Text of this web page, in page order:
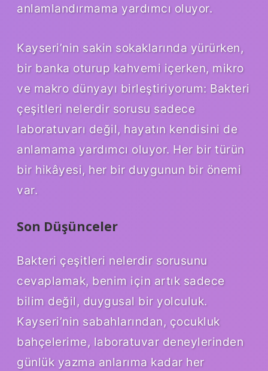
anlamlandırmama yardımcı oluyor.
Kayseri’nin sakin sokaklarında yürürken,
bir banka oturup kahvemi içerken, mikro
ve makro dünyayı birleştiriyorum: Bakteri
çeşitleri nelerdir sorusu sadece
laboratuvarı değil, hayatın kendisini de
anlamama yardımcı oluyor. Her bir türün
bir hikâyesi, her bir duygunun bir önemi
var.
Son Düşünceler
Bakteri çeşitleri nelerdir sorusunu
cevaplamak, benim için artık sadece
bilim değil, duygusal bir yolculuk.
Kayseri’nin sabahlarından, çocukluk
bahçelerime, laboratuvar deneylerinden
günlük yazma anlarıma kadar her